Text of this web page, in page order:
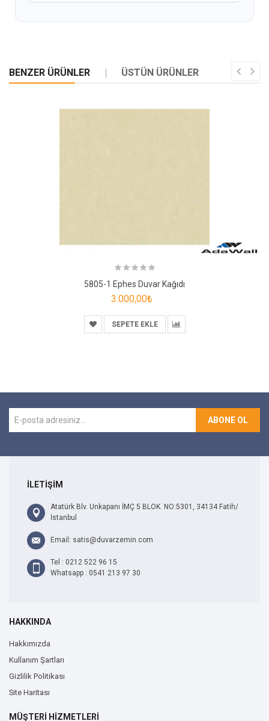
BENZER ÜRÜNLER ÜSTÜN ÜRÜNLER
5805-1 Ephes Duvar Kağıdı
3.000,00₺
SEPETE EKLE
ABONE OL
İLETİŞİM
Atatürk Blv. Unkapanı İMÇ 5 BLOK. NO:5301, 34134 Fatih/
İstanbul
Email: satis@duvarzemin.com
Tel : 0212 522 96 15
Whatsapp : 0541 213 97 30
HAKKINDA
Hakkımızda
Kullanım Şartları
Gizlilik Politikası
Site Haritası
MÜŞTERİ HİZMETLERİ